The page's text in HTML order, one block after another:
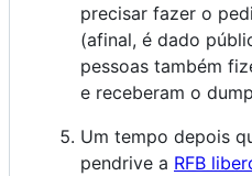
precisar fazer o
(afinal, é dado
pessoas também
e receberam o
Um tempo depois
pendrive a RFB